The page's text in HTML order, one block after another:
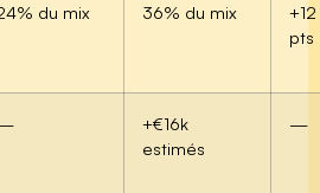
du mix 36% du mix
+12
pts
+€16k
estimés
—